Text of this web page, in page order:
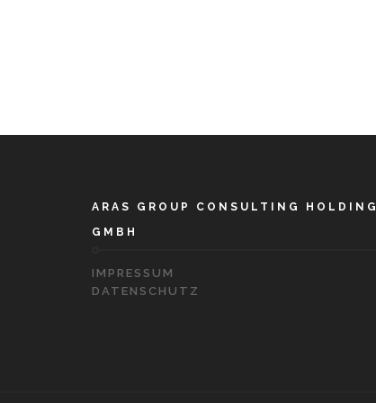
ARAS GROUP CONSULTING HOLDING
GMBH
IMPRESSUM
DATENSCHUTZ